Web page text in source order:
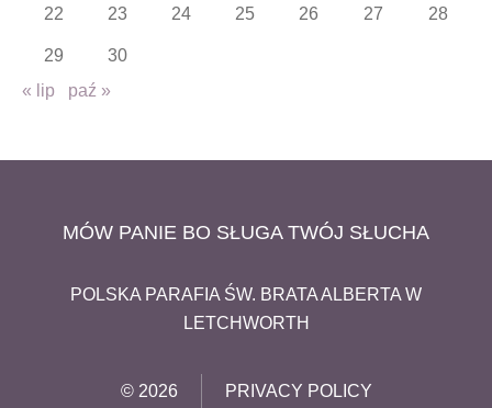
22 23 24 25 26 27 28
29
30
« lip
paź »
MÓW PANIE BO SŁUGA TWÓJ SŁUCHA
POLSKA PARAFIA ŚW. BRATA ALBERTA W
LETCHWORTH
© 2026 PRIVACY POLICY